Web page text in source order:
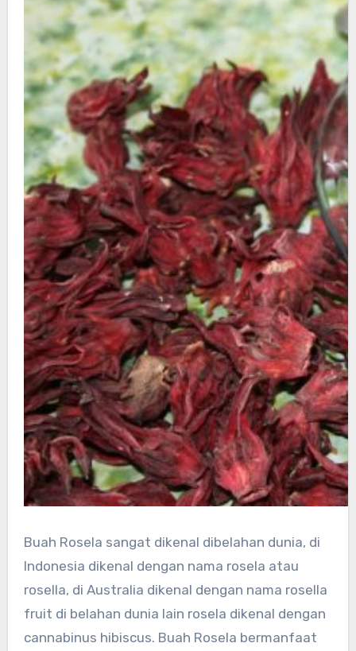
Buah Rosela sangat dikenal dibelahan dunia, di
Indonesia dikenal dengan nama rosela atau
rosella, di Australia dikenal dengan nama rosella
fruit di belahan dunia lain rosela dikenal dengan
cannabinus hibiscus. Buah Rosela bermanfaat